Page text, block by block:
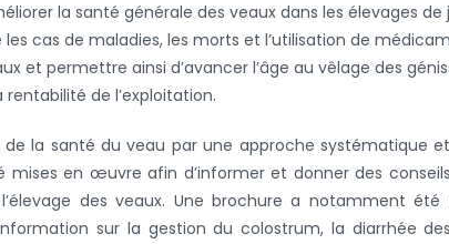
la santé générale des veaux dans les élevages de
cas de maladies, les morts et l’utilisation de
et permettre ainsi d’avancer l’âge au vêlage des
de l’exploitation.
la santé du veau par une approche systématique
en œuvre afin d’informer et donner des
des veaux. Une brochure a notamment été
sur la gestion du colostrum, la diarrhée